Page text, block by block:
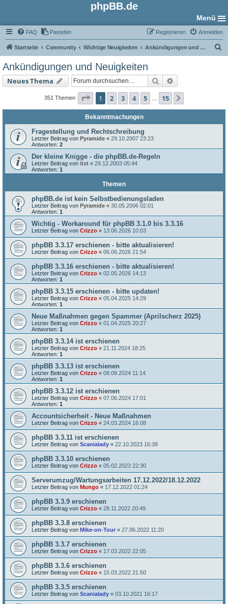
phpBB.de
Menü
FAQ Pastebin Anmelden
Registrieren
Startseite Community Wichtige Neuigkeiten Ankündigungen und Neuigkeiten
Ankündigungen und Neuigkeiten
Neues Thema Suche
351 Themen Seite 1von 15
1 2 3 4 5 15
Bekanntmachungen
Fragestellung und Rechtschreibung
Letzter Beitrag von Pyramide « 29.10.2007 23:23
Antworten: 2
Der kleine Knigge - die phpBB.de-Regeln
Letzter Beitrag von itst « 29.12.2003 05:44
Antworten: 1
Themen
phpBB.de ist kein Selbstbedienungsladen
Letzter Beitrag von Pyramide « 30.05.2006 02:01
Antworten: 1
Wichtig - Workaround für phpBB 3.1.0 bis 3.3.16
Letzter Beitrag von Crizzo « 13.06.2026 10:03
phpBB 3.3.17 erschienen - bitte aktualisieren!
Letzter Beitrag von Crizzo « 06.06.2026 21:54
phpBB 3.3.16 erschienen - bitte aktualisieren!
Letzter Beitrag von Crizzo « 02.05.2026 14:13
Antworten: 1
phpBB 3.3.15 erschienen - bitte updaten!
Letzter Beitrag von Crizzo « 05.04.2025 14:29
Antworten: 1
Neue Maßnahmen gegen Spammer (Aprilscherz 2025)
Letzter Beitrag von Crizzo « 01.04.2025 20:27
Antworten: 1
phpBB 3.3.14 ist erschienen
Letzter Beitrag von Crizzo « 21.11.2024 18:25
Antworten: 1
phpBB 3.3.13 ist erschienen
Letzter Beitrag von Crizzo « 08.09.2024 11:14
Antworten: 1
phpBB 3.3.12 ist erschienen
Letzter Beitrag von Crizzo « 07.06.2024 17:01
Antworten: 1
Accountsicherheit - Neue Maßnahmen
Letzter Beitrag von Crizzo « 24.03.2024 16:08
phpBB 3.3.11 ist erschienen
Letzter Beitrag von Scanialady « 22.10.2023 16:38
phpBB 3.3.10 erschienen
Letzter Beitrag von Crizzo « 05.02.2023 22:30
Serverumzug/Wartungsarbeiten 17.12.2022/18.12.2022
Letzter Beitrag von Mungo « 17.12.2022 01:24
phpBB 3.3.9 erschienen
Letzter Beitrag von Crizzo « 28.11.2022 20:49
phpBB 3.3.8 erschienen
Letzter Beitrag von Mike-on-Tour « 27.06.2022 11:20
phpBB 3.3.7 erschienen
Letzter Beitrag von Crizzo « 17.03.2022 22:05
phpBB 3.3.6 erschienen
Letzter Beitrag von Crizzo « 15.03.2022 21:50
phpBB 3.3.5 erschienen
Letzter Beitrag von Scanialady « 03.10.2021 16:17